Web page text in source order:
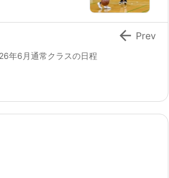
年6月通常クラスの日程
 Prev